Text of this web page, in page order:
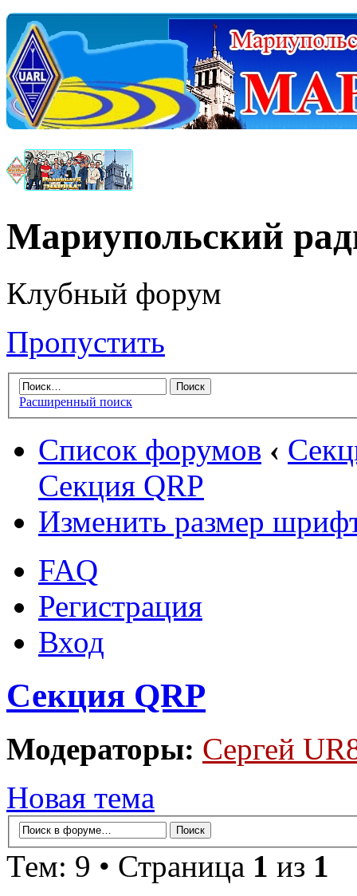
Мариупольский
Клубный форум
Пропустить
Расширенный поиск
Список форумов ‹
Секция QRP
Изменить размер
FAQ
Регистрация
Вход
Секция QRP
Модераторы: Сергей
Новая тема
Тем: 9 • Страница 1 из 1